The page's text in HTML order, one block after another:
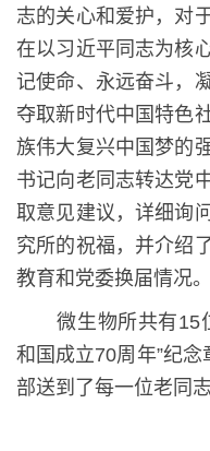
志的关心和爱护，对
在以习近平同志为核
记使命、永远奋斗，
夺取新时代中国特色
族伟大复兴中国梦的
书记向老同志转达党
取意见建议，详细询
究所的祝福，并介绍
教育和党委换届情况。
微生物所共有15
和国成立70周年”纪念
部送到了每一位老同志